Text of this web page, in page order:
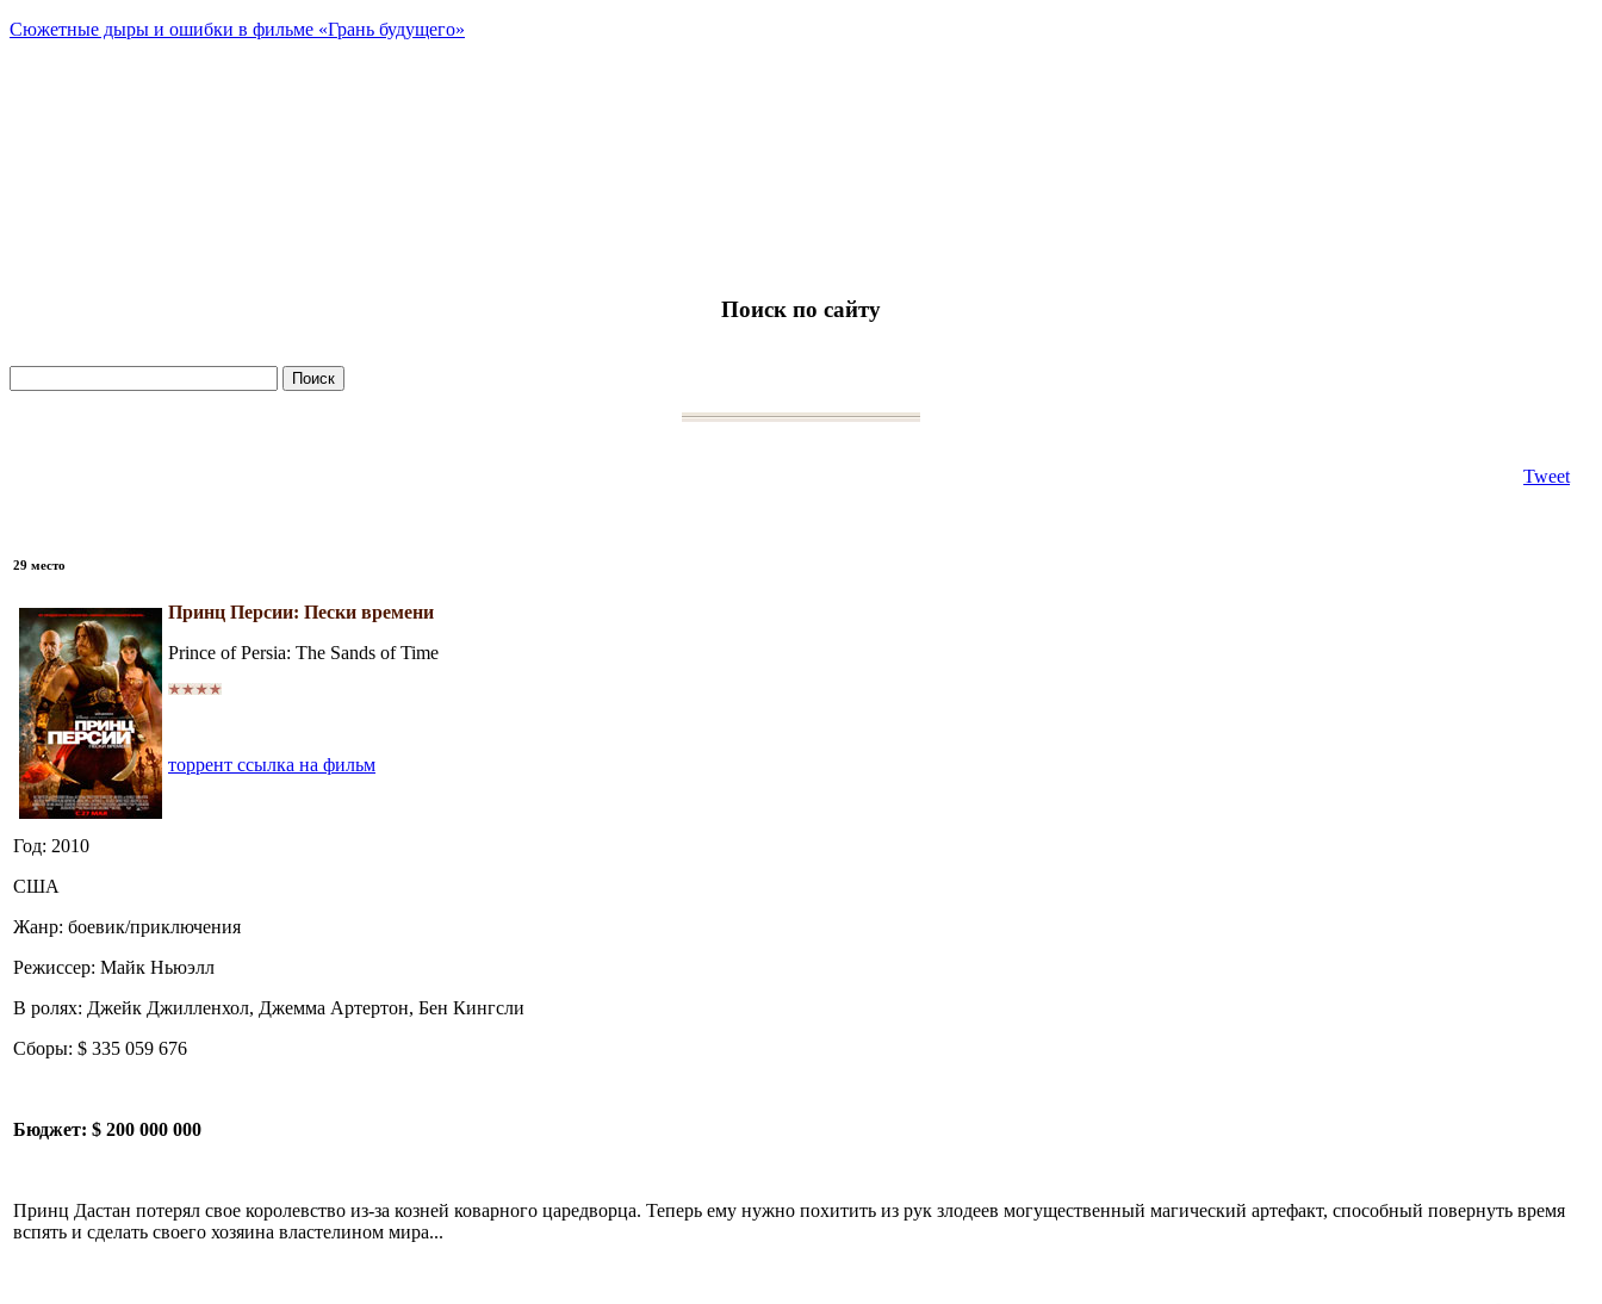
Сюжетные дыры и ошибки в фильме «Грань будущего»
Поиск по сайту
Tweet
29 место
Принц Персии: Пески времени
Prince of Persia: The Sands of Time
торрент ссылка на фильм
Год: 2010
США
Жанр: боевик/приключения
Режиссер: Майк Ньюэлл
В ролях: Джейк Джилленхол, Джемма Артертон, Бен Кингсли
Сборы: $ 335 059 676
Бюджет: $ 200 000 000
Принц Дастан потерял свое королевство из-за козней коварного царедворца. Теперь ему нужно похитить из рук злодеев могущественный магический артефакт, способный повернуть время
вспять и сделать своего хозяина властелином мира...